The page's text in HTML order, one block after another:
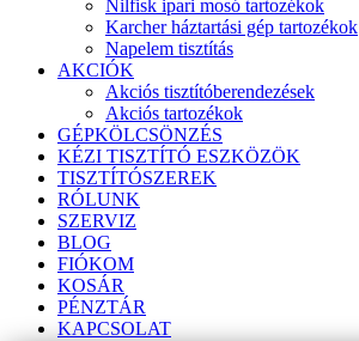
Nilfisk ipari mosó tartozékok
Karcher háztartási gép tartozékok
Napelem tisztítás
AKCIÓK
Akciós tisztítóberendezések
Akciós tartozékok
GÉPKÖLCSÖNZÉS
KÉZI TISZTÍTÓ ESZKÖZÖK
TISZTÍTÓSZEREK
RÓLUNK
SZERVIZ
BLOG
FIÓKOM
KOSÁR
PÉNZTÁR
KAPCSOLAT